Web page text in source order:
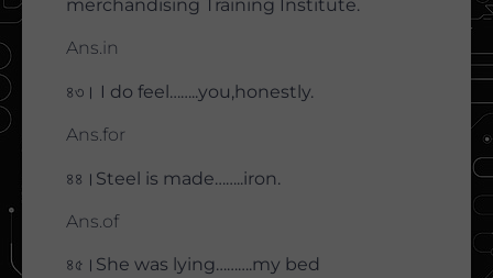
merchandising Training Institute.
Ans.in
৪৩। I do feel……..you,honestly.
Ans.for
৪৪।Steel is made……..iron.
Ans.of
৪৫।She was lying……….my bed